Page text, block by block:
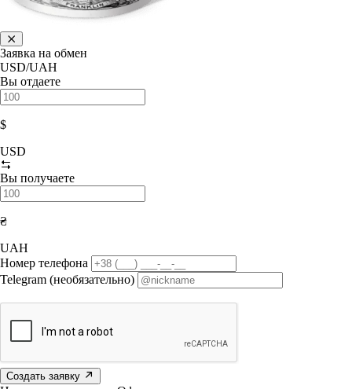
Заявка на обмен
USD/UAH
Вы отдаете
$
USD
Вы получаете
₴
UAH
Номер телефона
Telegram (необязательно)
Создать заявку